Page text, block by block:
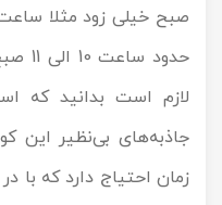
لازم است بدانید که
زمان احتیاج دارد که با